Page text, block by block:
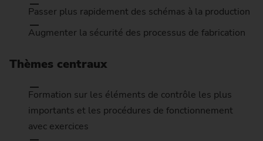
Passer plus rapidement des schémas à la production
Augmenter la sécurité des processus de fabrication
Thèmes centraux
Formation sur les éléments de contrôle les plus
importants et les procédures de fonctionnement
avec exercices